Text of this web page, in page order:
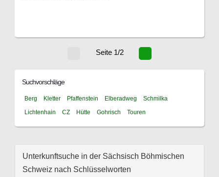
Seite 1/2
Suchvorschläge
Berg Kletter Pfaffenstein Elberadweg
Schmilka
Lichtenhain
CZ Hütte Gohrisch Touren
Unterkunftsuche in der Sächsisch Böhmischen
Schweiz nach Schlüsselworten